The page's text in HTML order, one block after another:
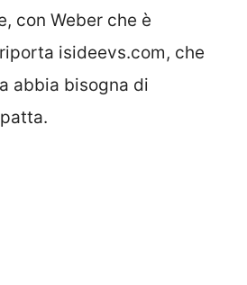
con Weber che è
isideevs.com, che
abbia bisogna di